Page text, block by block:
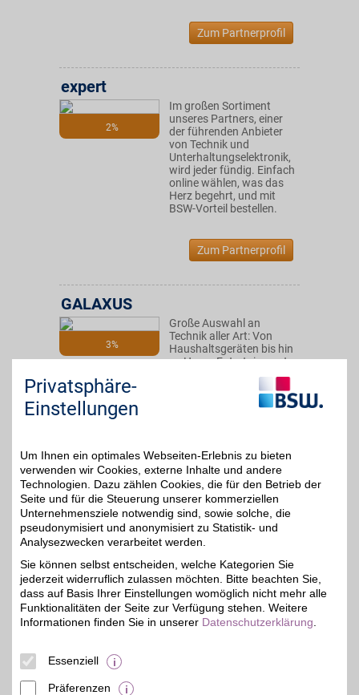
Zum Partnerprofil
2%
expert
Im großen Sortiment
unseres Partners, einer
der führenden Anbieter
von Technik und
Unterhaltungselektronik,
wird jeder fündig. Einfach
online wählen, was das
Herz begehrt, und mit
BSW-Vorteil bestellen.
Zum Partnerprofil
3%
GALAXUS
Große Auswahl an
Technik aller Art: Von
Haushaltsgeräten bis hin
zu Home-Entertainment
und Software. Hilfreiche
Produkttests und Artikel
Zum Partnerprofil
2%
ALTERNATE
Hardware, Software,
und vieles mehr - das ist
die Welt von ALTERNATE.
Der BSW-Partner vertreibt
ein riesiges Sortiment von
mehr als 85.000
Produkten zu günstigen
Privatsphäre-
Einstellungen
Um Ihnen ein optimales Webseiten-Erlebnis zu bieten
verwenden wir Cookies, externe Inhalte und andere
Technologien. Dazu zählen Cookies, die für den Betrieb der
Seite und für die Steuerung unserer kommerziellen
Unternehmensziele notwendig sind, sowie solche, die
pseudonymisiert und anonymisiert zu Statistik- und
Analysezwecken verarbeitet werden.
Sie können selbst entscheiden, welche Kategorien Sie
jederzeit widerruflich zulassen möchten. Bitte beachten Sie,
dass auf Basis Ihrer Einstellungen womöglich nicht mehr alle
Funktionalitäten der Seite zur Verfügung stehen. Weitere
Informationen finden Sie in unserer Datenschutzerklärung
Essenziell
Präferenzen